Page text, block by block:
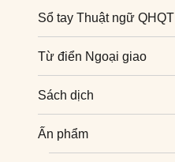
Sổ tay Thuật ngữ QHQT
Từ điển Ngoại giao
Sách dịch
Ấn phẩm